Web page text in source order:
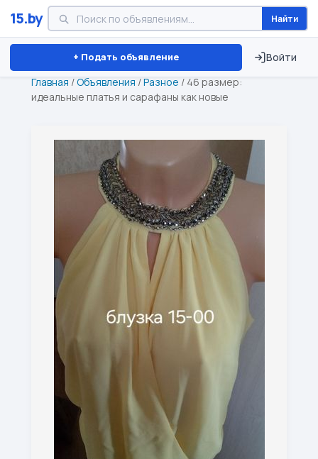
15.by Найти
+ Подать объявление Войти
Минск Витебск Брест ⏱ ТОЛЬКО 15 ДНЕЙ
Главная /Объявления /Разное / 46 размер:
идеальные платья и сарафаны как новые